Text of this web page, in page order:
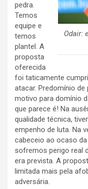
Odair:
pedra.
Temos
equipe e
temos
plantel. A
proposta
oferecida
foi taticamente
atacar. Predomínio
motivo para domínio
que parece é! Na
qualidade técnica,
empenho de luta. Na
cabeceio ao ocaso
sofremos perigo real
era prevista. A
limitada mais pela
adversária.